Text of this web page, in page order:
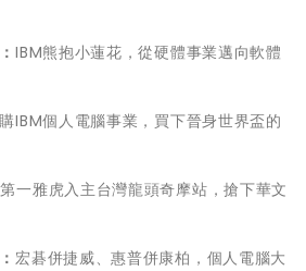
IBM熊抱小蓮花，從硬體事業邁向軟體
IBM個人電腦事業，買下晉身世界盃的
一雅虎入主台灣龍頭奇摩站，搶下華文
宏碁併捷威、惠普併康柏，個人電腦大